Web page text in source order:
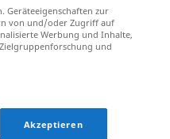
[bi-ātefe] gefühllos
Geräteeigenschaften zur
von und/oder Zugriff auf
Werbung und Inhalte,
und
Akzeptieren